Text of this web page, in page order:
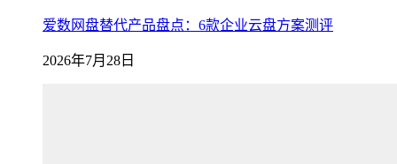
爱数网盘替代产品盘点：6款企业云盘方案测评
2026年7月28日